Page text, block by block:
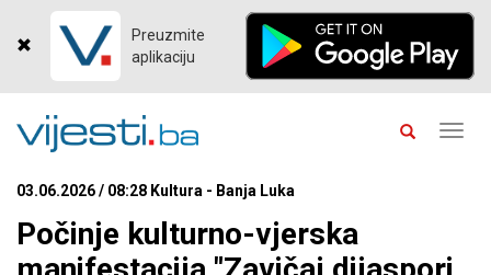
Preuzmite
aplikaciju
03.06.2026 / 08:28 Kultura - Banja Luka
Počinje kulturno-vjerska